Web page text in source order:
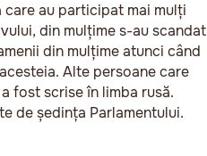
au participat mai mulți
din mulțime s-au scandat
din mulțime atunci când
Alte persoane care
fost scrise în limba rusă.
de ședința Parlamentului.